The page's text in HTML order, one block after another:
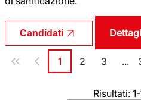
Candidati
Paginazione
Pagina
1 Pagina
2 Pagina
3 ...
Risultati: